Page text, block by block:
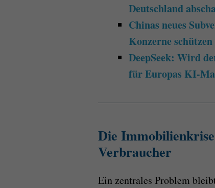
Deutschland
Chinas neues
Konzerne
DeepSeek: Wird
für Europas KI-
Die
Verbraucher
Ein zentrales Problem